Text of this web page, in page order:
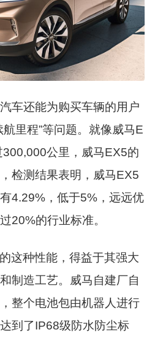
车还能为购买车辆的用户
里程”等问题。就像威马E
公里，威马EX5的
检测结果表明，威马EX5
4.29%，低于5%，远远优
20%的行业标准。
这种性能，得益于其强大
制造工艺。威马自建厂自
整个电池包由机器人进行
到了IP68级防水防尘标